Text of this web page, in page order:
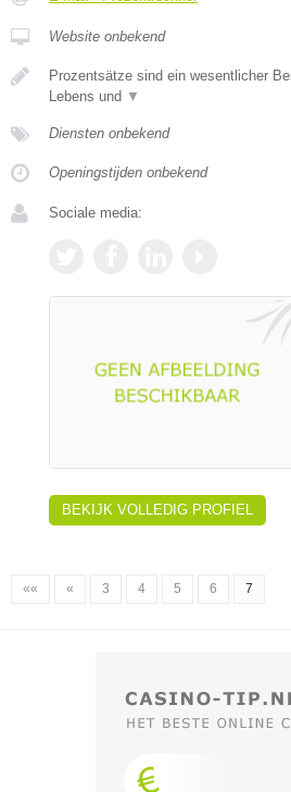
Website onbekend
Prozentsätze sind ein wesentlicher
Lebens und ▼
Diensten onbekend
Openingstijden onbekend
Sociale media:
BEKIJK VOLLEDIG PROFIEL
«« « 3 4 5 6 7